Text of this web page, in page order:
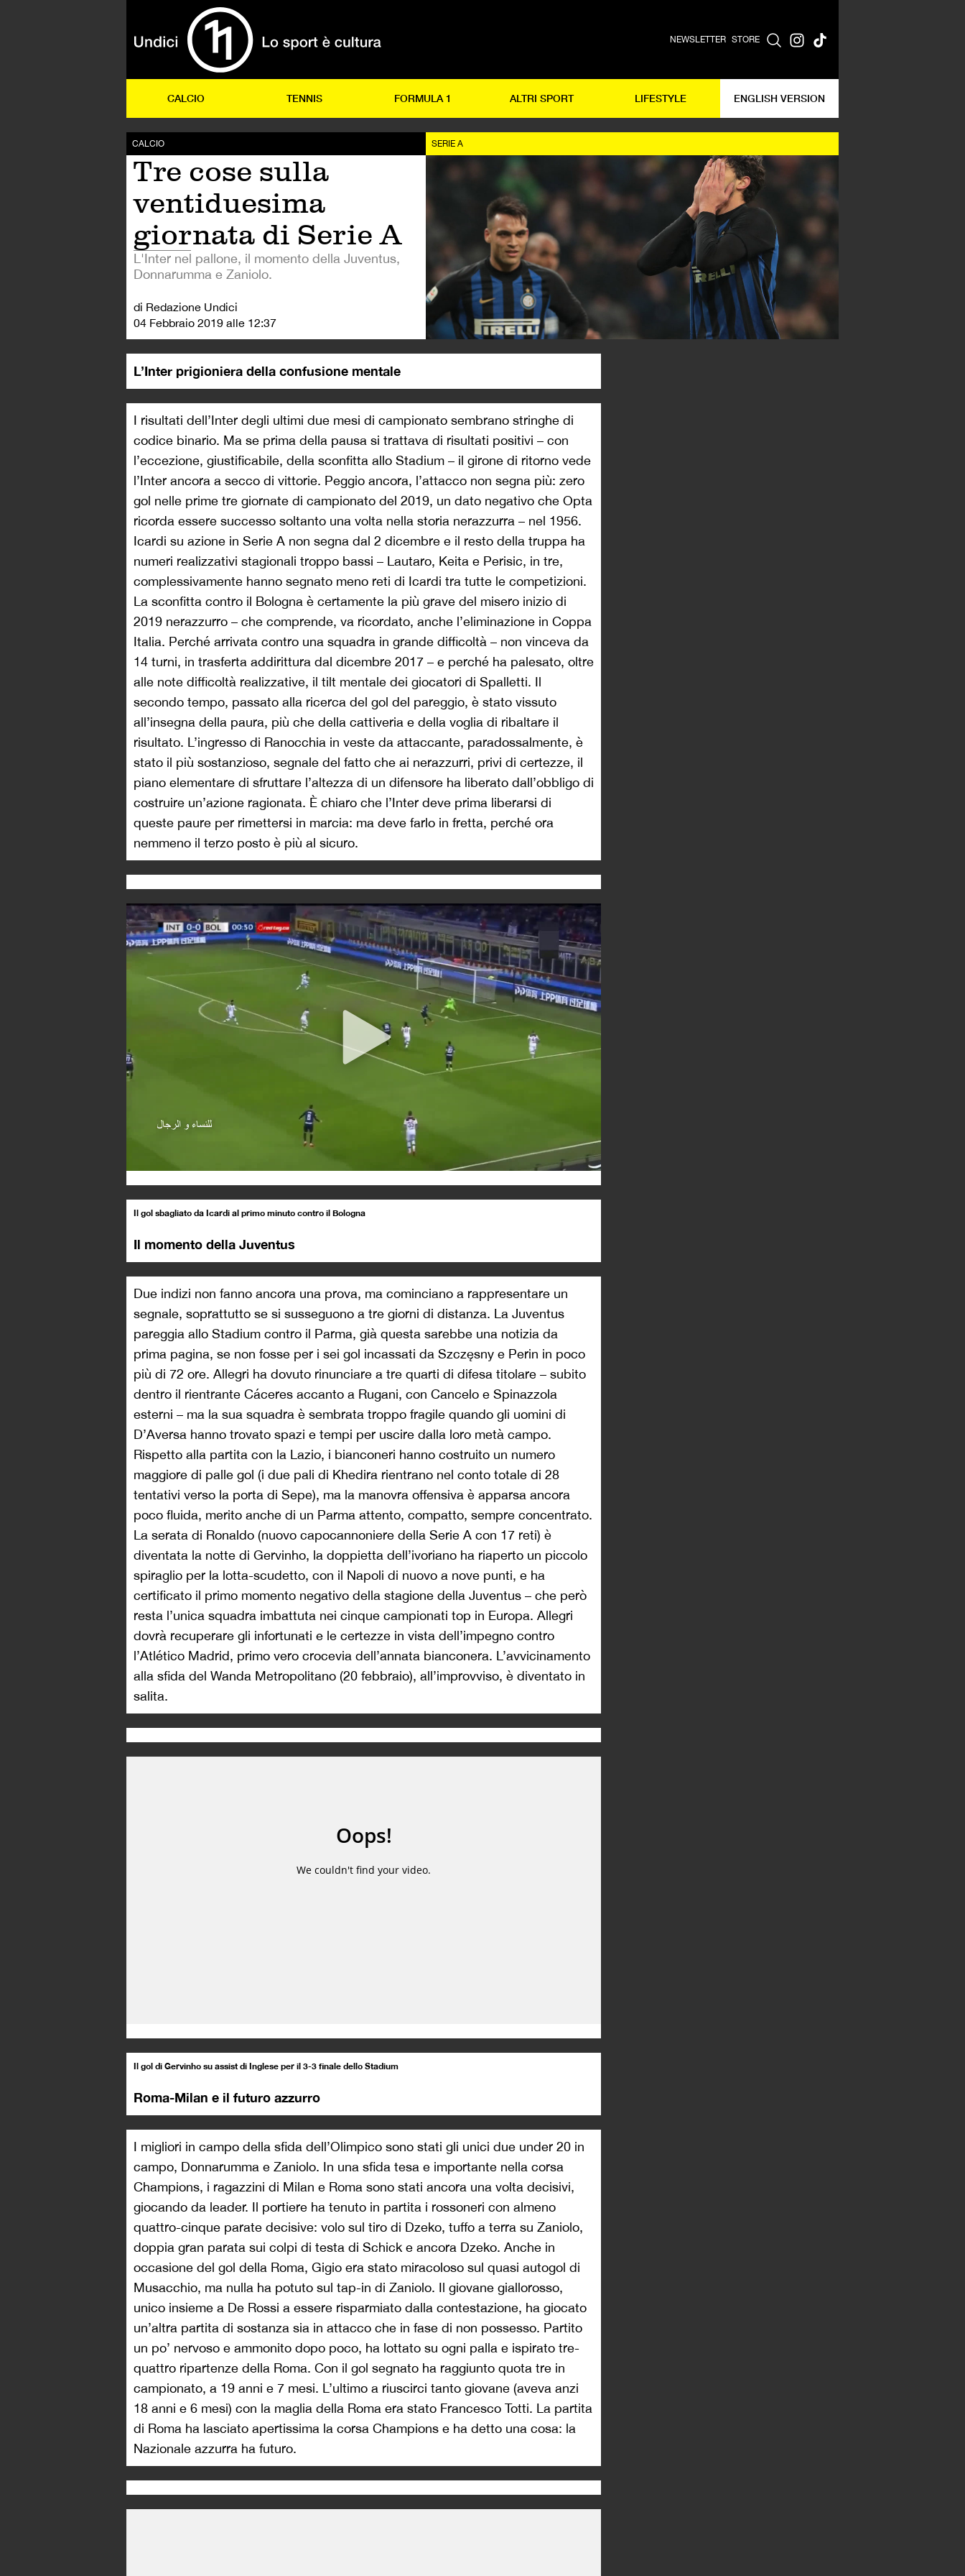
NEWSLETTER STORE
CALCIO TENNIS FORMULA 1 ALTRI SPORT LIFESTYLE ENGLISH VERSION
CALCIO
Tre cose sulla
ventiduesima
giornata di Serie A
L'Inter nel pallone, il momento della Juventus,
Donnarumma e Zaniolo.
di Redazione Undici
04 Febbraio 2019 alle 12:37
SERIE A
L’Inter prigioniera della confusione mentale
I risultati dell’Inter degli ultimi due mesi di campionato sembrano stringhe di
codice binario. Ma se prima della pausa si trattava di risultati positivi – con
l’eccezione, giustificabile, della sconfitta allo Stadium – il girone di ritorno vede
l’Inter ancora a secco di vittorie. Peggio ancora, l’attacco non segna più: zero
gol nelle prime tre giornate di campionato del 2019, un dato negativo che Opta
ricorda essere successo soltanto una volta nella storia nerazzurra – nel 1956.
Icardi su azione in Serie A non segna dal 2 dicembre e il resto della truppa ha
numeri realizzativi stagionali troppo bassi – Lautaro, Keita e Perisic, in tre,
complessivamente hanno segnato meno reti di Icardi tra tutte le competizioni.
La sconfitta contro il Bologna è certamente la più grave del misero inizio di
2019 nerazzurro – che comprende, va ricordato, anche l’eliminazione in Coppa
Italia. Perché arrivata contro una squadra in grande difficoltà – non vinceva da
14 turni, in trasferta addirittura dal dicembre 2017 – e perché ha palesato, oltre
alle note difficoltà realizzative, il tilt mentale dei giocatori di Spalletti. Il
secondo tempo, passato alla ricerca del gol del pareggio, è stato vissuto
all’insegna della paura, più che della cattiveria e della voglia di ribaltare il
risultato. L’ingresso di Ranocchia in veste da attaccante, paradossalmente, è
stato il più sostanzioso, segnale del fatto che ai nerazzurri, privi di certezze, il
piano elementare di sfruttare l’altezza di un difensore ha liberato dall’obbligo di
costruire un’azione ragionata. È chiaro che l’Inter deve prima liberarsi di
queste paure per rimettersi in marcia: ma deve farlo in fretta, perché ora
nemmeno il terzo posto è più al sicuro.
Il gol sbagliato da Icardi al primo minuto contro il Bologna
Il momento della Juventus
Due indizi non fanno ancora una prova, ma cominciano a rappresentare un
segnale, soprattutto se si susseguono a tre giorni di distanza. La Juventus
pareggia allo Stadium contro il Parma, già questa sarebbe una notizia da
prima pagina, se non fosse per i sei gol incassati da Szczęsny e Perin in poco
più di 72 ore. Allegri ha dovuto rinunciare a tre quarti di difesa titolare – subito
dentro il rientrante Cáceres accanto a Rugani, con Cancelo e Spinazzola
esterni – ma la sua squadra è sembrata troppo fragile quando gli uomini di
D’Aversa hanno trovato spazi e tempi per uscire dalla loro metà campo.
Rispetto alla partita con la Lazio, i bianconeri hanno costruito un numero
maggiore di palle gol (i due pali di Khedira rientrano nel conto totale di 28
tentativi verso la porta di Sepe), ma la manovra offensiva è apparsa ancora
poco fluida, merito anche di un Parma attento, compatto, sempre concentrato.
La serata di Ronaldo (nuovo capocannoniere della Serie A con 17 reti) è
diventata la notte di Gervinho, la doppietta dell’ivoriano ha riaperto un piccolo
spiraglio per la lotta-scudetto, con il Napoli di nuovo a nove punti, e ha
certificato il primo momento negativo della stagione della Juventus – che però
resta l’unica squadra imbattuta nei cinque campionati top in Europa. Allegri
dovrà recuperare gli infortunati e le certezze in vista dell’impegno contro
l’Atlético Madrid, primo vero crocevia dell’annata bianconera. L’avvicinamento
alla sfida del Wanda Metropolitano (20 febbraio), all’improvviso, è diventato in
salita.
Il gol di Gervinho su assist di Inglese per il 3-3 finale dello Stadium
Roma-Milan e il futuro azzurro
I migliori in campo della sfida dell’Olimpico sono stati gli unici due under 20 in
campo, Donnarumma e Zaniolo. In una sfida tesa e importante nella corsa
Champions, i ragazzini di Milan e Roma sono stati ancora una volta decisivi,
giocando da leader. Il portiere ha tenuto in partita i rossoneri con almeno
quattro-cinque parate decisive: volo sul tiro di Dzeko, tuffo a terra su Zaniolo,
doppia gran parata sui colpi di testa di Schick e ancora Dzeko. Anche in
occasione del gol della Roma, Gigio era stato miracoloso sul quasi autogol di
Musacchio, ma nulla ha potuto sul tap-in di Zaniolo. Il giovane giallorosso,
unico insieme a De Rossi a essere risparmiato dalla contestazione, ha giocato
un’altra partita di sostanza sia in attacco che in fase di non possesso. Partito
un po’ nervoso e ammonito dopo poco, ha lottato su ogni palla e ispirato tre-
quattro ripartenze della Roma. Con il gol segnato ha raggiunto quota tre in
campionato, a 19 anni e 7 mesi. L’ultimo a riuscirci tanto giovane (aveva anzi
18 anni e 6 mesi) con la maglia della Roma era stato Francesco Totti. La partita
di Roma ha lasciato apertissima la corsa Champions e ha detto una cosa: la
Nazionale azzurra ha futuro.